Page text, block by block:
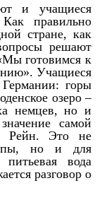
и учащиеся
правильно
стране, как
решают
готовимся к
Учащиеся
горы
озеро –
немцев, но и
самой
Рейн. Это не
но и для
вода
разговор о